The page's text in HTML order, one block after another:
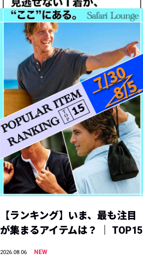
【ランキング】いま、最も注目
が集まるアイテムは？ ｜ TOP15
2026.08.06
NEW